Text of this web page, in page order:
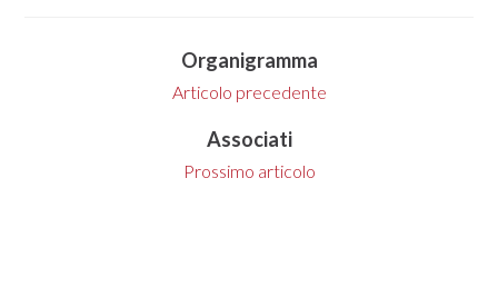
Organigramma
Articolo precedente
Associati
Prossimo articolo